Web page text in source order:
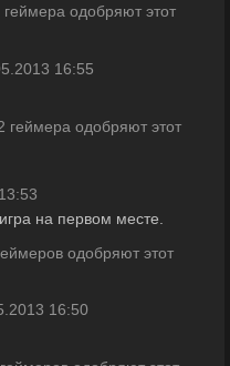
геймера одобряют этот
16:55
геймера одобряют этот
на первом месте.
одобряют этот
16:50